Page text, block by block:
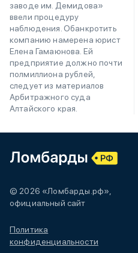
заводе им. Демидова»
ввели процедуру
наблюдения. Обанкротить
компанию намерена юрист
Елена Гамаюнова. Ей
предприятие должно почти
полмиллиона рублей,
следует из материалов
Арбитражного суда
Алтайского края.
© 2026 «Ломбарды.рф»,
официальный сайт
Политика
конфиденциальности